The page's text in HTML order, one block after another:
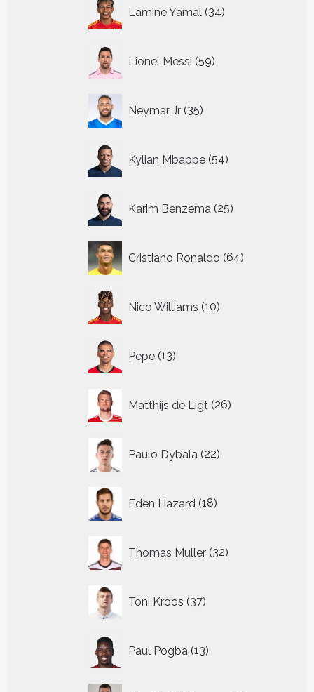
Lamine Yamal 34
producten
Lionel Messi 59
producten
Neymar Jr 35
producten
Kylian Mbappe 54
producten
Karim Benzema 25
producten
Cristiano Ronaldo 64
producten
Nico Williams 10
producten
Pepe 13
producten
Matthijs de Ligt 26
producten
Paulo Dybala 22
producten
Eden Hazard 18
producten
Thomas Muller 32
producten
Toni Kroos 37
producten
Paul Pogba 13
producten